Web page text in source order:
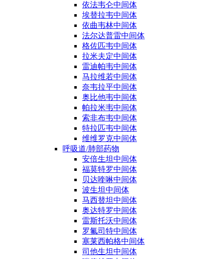
依法韦仑中间体
埃替拉韦中间体
依曲韦林中间体
法尔达普雷中间体
格佐匹韦中间体
拉米夫定中间体
雷迪帕韦中间体
马拉维若中间体
奈韦拉平中间体
奥比他韦中间体
帕拉米韦中间体
索非布韦中间体
特拉匹韦中间体
维维罗克中间体
呼吸道/肺部药物
安倍生坦中间体
福莫特罗中间体
贝达喹啉中间体
波生坦中间体
马西替坦中间体
奥达特罗中间体
雷斯托沃中间体
罗氟司特中间体
塞莱西帕格中间体
司他生坦中间体